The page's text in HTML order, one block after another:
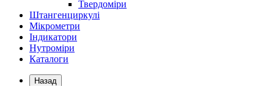
Твердоміри
Штангенциркулі
Мікрометри
Індикатори
Нутроміри
Каталоги
Назад